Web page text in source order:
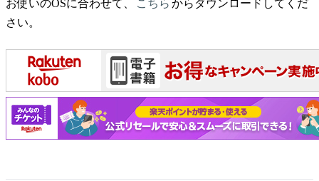
お使いのOSに合わせて、 こちら からダウンロードしてくだ
さい。